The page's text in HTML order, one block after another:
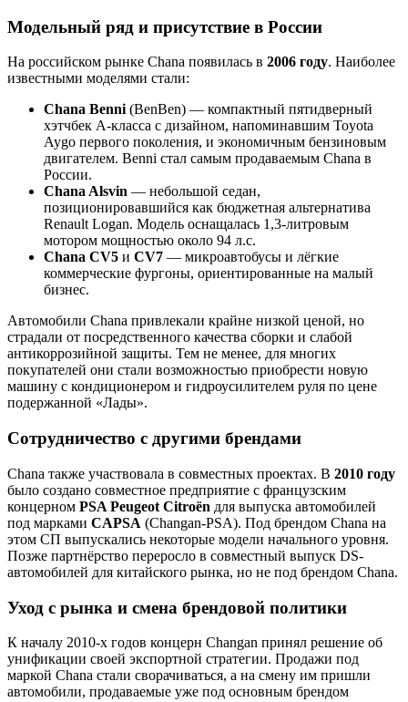
Модельный ряд и присутствие в России
На российском рынке Chana появилась в 2006 году. Наиболее
известными моделями стали:
Chana Benni (BenBen) — компактный пятидверный
хэтчбек А-класса с дизайном, напоминавшим Toyota
Aygo первого поколения, и экономичным бензиновым
двигателем. Benni стал самым продаваемым Chana в
России.
Chana Alsvin — небольшой седан,
позиционировавшийся как бюджетная альтернатива
Renault Logan. Модель оснащалась 1,3-литровым
мотором мощностью около 94 л.с.
Chana CV5 и CV7 — микроавтобусы и лёгкие
коммерческие фургоны, ориентированные на малый
бизнес.
Автомобили Chana привлекали крайне низкой ценой, но
страдали от посредственного качества сборки и слабой
антикоррозийной защиты. Тем не менее, для многих
покупателей они стали возможностью приобрести новую
машину с кондиционером и гидроусилителем руля по цене
подержанной «Лады».
Сотрудничество с другими брендами
Chana также участвовала в совместных проектах. В 2010 году
было создано совместное предприятие с французским
концерном PSA Peugeot Citroën для выпуска автомобилей
под марками CAPSA (Changan-PSA). Под брендом Chana на
этом СП выпускались некоторые модели начального уровня.
Позже партнёрство переросло в совместный выпуск DS-
автомобилей для китайского рынка, но не под брендом Chana.
Уход с рынка и смена брендовой политики
К началу 2010-х годов концерн Changan принял решение об
унификации своей экспортной стратегии. Продажи под
маркой Chana стали сворачиваться, а на смену им пришли
автомобили, продаваемые уже под основным брендом